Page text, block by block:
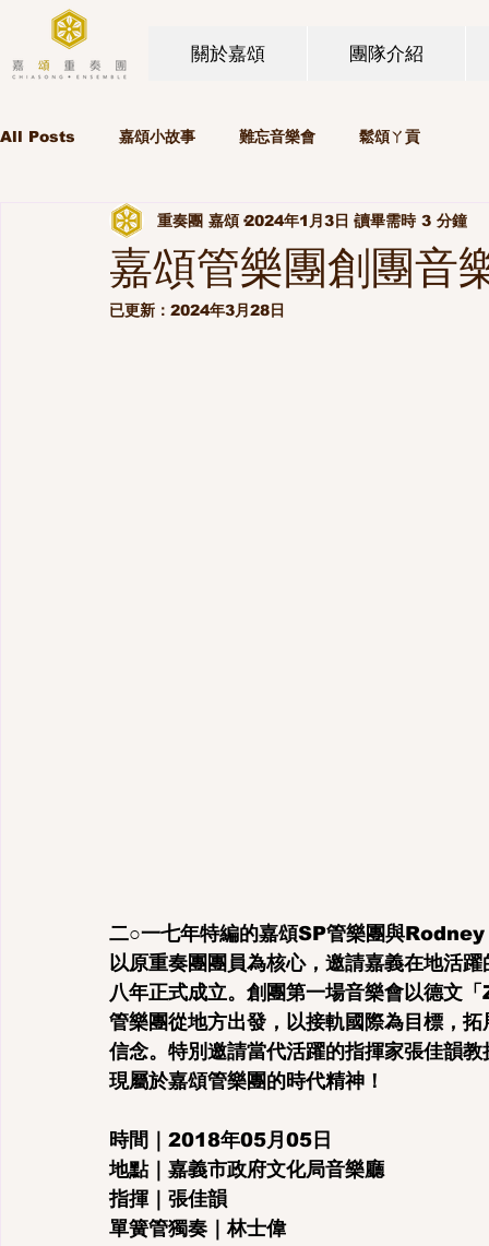
關於嘉頌 團隊介紹
All Posts 嘉頌小故事 難忘音樂會 鬆頌ㄚ貢
嘉頌管樂團創團音
重奏團 嘉頌 2024年1月3日 讀畢需時 3 分鐘
已更新： 2024年3月28日
二○一七年特編的嘉頌SP管樂團與
以原重奏團團員為核心，邀請嘉義在地活
八年正式成立。創團第一場音樂會以德文
管樂團從地方出發，以接軌國際為目標，
信念。特別邀請當代活躍的指揮家張佳韻
現屬於嘉頌管樂團的時代精神！
時間｜2018年05月05日
地點｜嘉義市政府文化局音樂廳
指揮｜張佳韻
單簧管獨奏｜林士偉